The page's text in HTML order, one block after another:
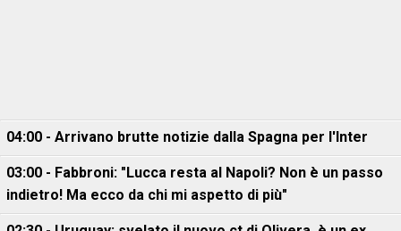
04:00 - Arrivano brutte notizie dalla Spagna per l'Inter
03:00 - Fabbroni: "Lucca resta al Napoli? Non è un passo
indietro! Ma ecco da chi mi aspetto di più"